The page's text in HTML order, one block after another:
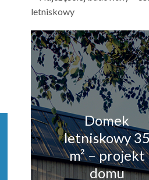
letniskowy
Domek
letniskowy
m² – projekt
domu